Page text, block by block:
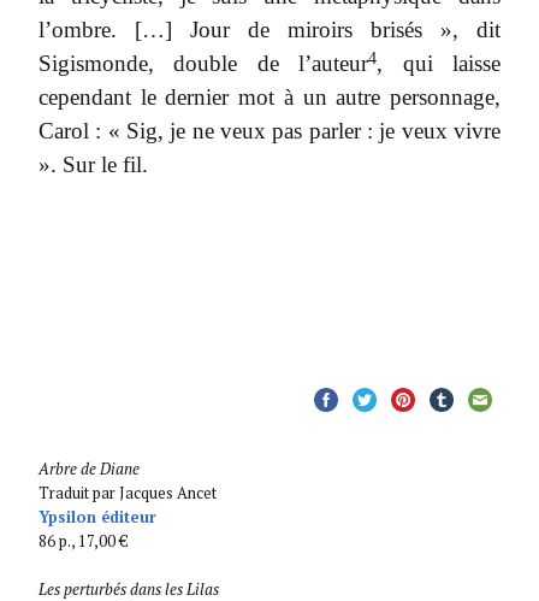
l’ombre. […] Jour de miroirs brisés », dit
Sigismonde, double de l’auteur4, qui laisse
cependant le dernier mot à un autre personnage,
Carol : « Sig, je ne veux pas parler : je veux vivre
». Sur le fil.
Arbre de Diane
Traduit par Jacques Ancet
Ypsilon éditeur
86 p., 17,00 €
Les perturbés dans les Lilas